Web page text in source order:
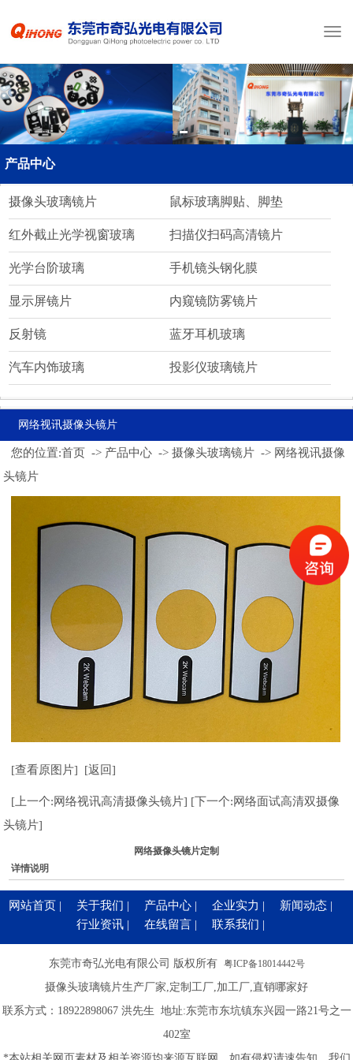
产品中心
摄像头玻璃镜片 鼠标玻璃脚贴、脚垫
红外截止光学视窗玻璃 扫描仪扫码高清镜片
光学台阶玻璃 手机镜头钢化膜
显示屏镜片 内窥镜防雾镜片
反射镜 蓝牙耳机玻璃
汽车内饰玻璃 投影仪玻璃镜片
网络视讯摄像头镜片
您的位置:首页 -> 产品中心 ->摄像头玻璃镜片 -> 网络视讯摄像
头镜片
[查看原图片] [返回]
[上一个:网络视讯高清摄像头镜片] [下一个:网络面试高清双摄像
头镜片]
网络摄像头镜片定制
详情说明
网站首页 | 关于我们 | 产品中心 | 企业实力 | 新闻动态 |
行业资讯 | 在线留言 | 联系我们 |
东莞市奇弘光电有限公司 版权所有 粤ICP备18014442号
摄像头玻璃镜片生产厂家,定制工厂,加工厂,直销哪家好
联系方式： 18922898067洪先生 地址:东莞市东坑镇东兴园一路21号之一
402室